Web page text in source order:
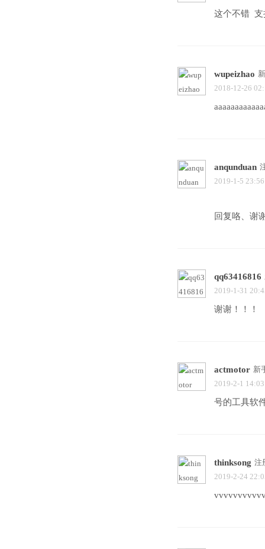
这个不错 支
wupeizhao
2018-12-26
anqunduan
2019-1-5
回复咯、谢
qq63416816
2019-1-31
谢谢！！！
actmotor 新
2019-2-1
号的工具软
thinksong 注
2019-2-24